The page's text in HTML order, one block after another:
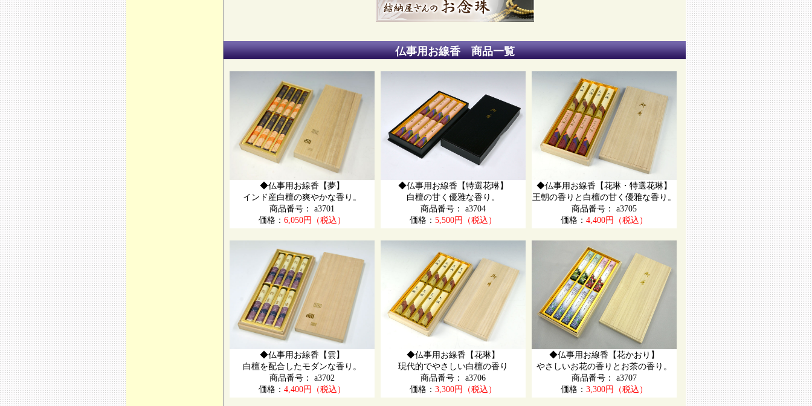
仏事用お線香 商品一覧
◆仏事用お線香【夢】
インド産白檀の爽やかな香り。
商品番号： a3701
価格： 6,050円（税込）
◆仏事用お線香【特選花琳】
白檀の甘く優雅な香り。
商品番号： a3704
価格： 5,500円（税込）
◆仏事用お線香【花琳・特選花琳】
王朝の香りと白檀の甘く優雅な香り。
商品番号： a3705
価格： 4,400円（税込）
◆仏事用お線香【雲】
白檀を配合したモダンな香り。
商品番号： a3702
価格： 4,400円（税込）
◆仏事用お線香【花琳】
現代的でやさしい白檀の香り
商品番号： a3706
価格： 3,300円（税込）
◆仏事用お線香【花かおり】
やさしいお花の香りとお茶の香り。
商品番号： a3707
価格： 3,300円（税込）